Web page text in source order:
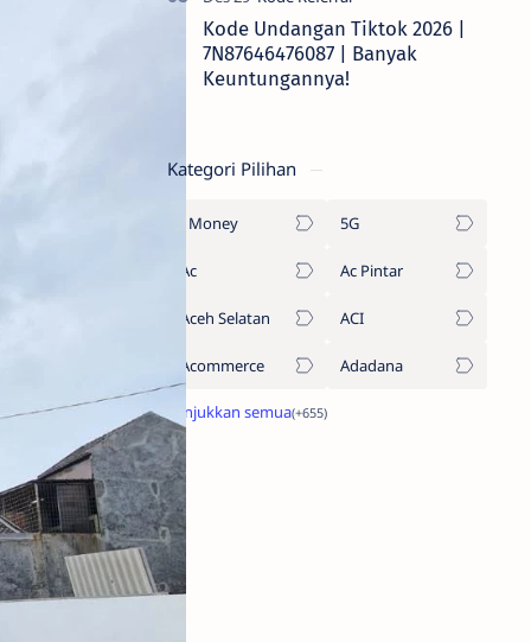
Kode Undangan Tiktok 2026 |
7N87646476087 | Banyak
Keuntungannya!
Kategori Pilihan
1Money 5G
Ac Ac Pintar
Aceh Selatan ACI
Acommerce Adadana